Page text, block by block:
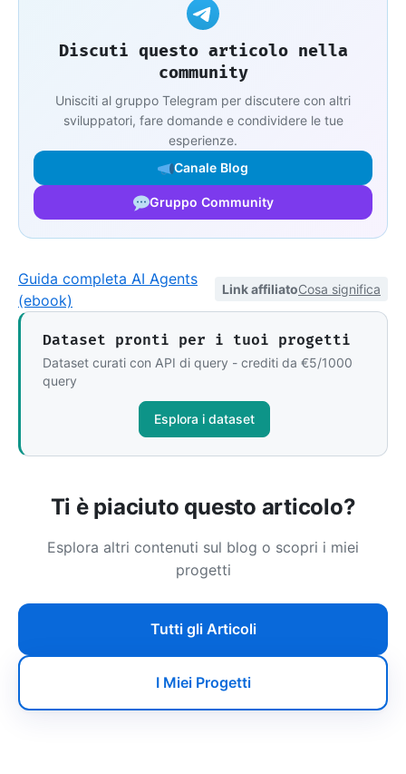
Discuti questo articolo nella
community
Unisciti al gruppo Telegram per discutere con altri
sviluppatori, fare domande e condividere le tue
esperienze.
Canale Blog
Gruppo Community
Guida completa AI Agents
(ebook)
Link affiliatoCosa significa
Dataset pronti per i tuoi progetti
Dataset curati con API di query - crediti da €5/1000
query
Esplora i dataset
Ti è piaciuto questo articolo?
Esplora altri contenuti sul blog o scopri i miei
progetti
Tutti gli Articoli
I Miei Progetti